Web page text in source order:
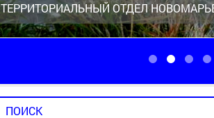
ТЕРРИТОРИАЛЬНЫЙ ОТДЕЛ